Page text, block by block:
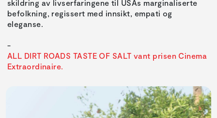
skildring av livserfaringene til USAs marginaliserte
befolkning, regissert med innsikt, empati og
eleganse.
ALL DIRT ROADS TASTE OF SALT vant prisen Cinema
Extraordinaire.